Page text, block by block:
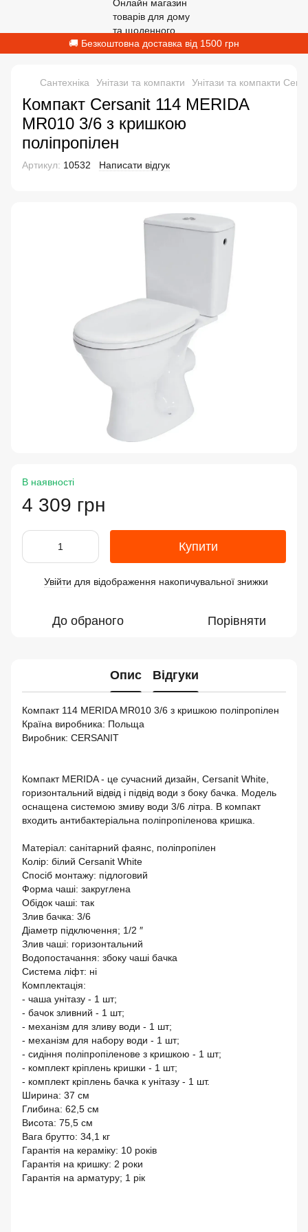
🚚 Безкоштовна доставка від 1500 грн
Сантехніка Унітази та компакти Унітази та компакти
Компакт Cersanit 114 MERIDA
МR010 3/6 з кришкою
поліпропілен
Артикул: 10532 Написати відгук
В наявності
4 309 грн
Купити
Увійти для відображення накопичувальної знижки
До обраного Порівняти
Опис Відгуки
Компакт 114 MERIDA МR010 3/6 з кришкою поліпропілен
Країна виробника: Польща
Виробник: CERSANIT
Компакт MERIDA - це сучасний дизайн, Cersanit White,
горизонтальний відвід і підвід води з боку бачка. Модель
оснащена системою змиву води 3/6 літра. В компакт
входить антибактеріальна поліпропіленова кришка.
Матеріал: санітарний фаянс, поліпропілен
Колір: білий Cersanit White
Спосіб монтажу: підлоговий
Форма чаші: закруглена
Обідок чаші: так
Злив бачка: 3/6
Діаметр підключення; 1/2 ″
Злив чаші: горизонтальний
Водопостачання: збоку чаші бачка
Система ліфт: ні
Комплектація:
- чаша унітазу - 1 шт;
- бачок зливний - 1 шт;
- механізм для зливу води - 1 шт;
- механізм для набору води - 1 шт;
- сидіння поліпропіленове з кришкою - 1 шт;
- комплект кріплень кришки - 1 шт;
- комплект кріплень бачка к унітазу - 1 шт.
Ширина: 37 см
Глибина: 62,5 см
Висота: 75,5 см
Вага брутто: 34,1 кг
Гарантія на кераміку: 10 років
Гарантія на кришку: 2 роки
Гарантія на арматуру; 1 рік